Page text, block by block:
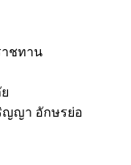
าชทาน
ญญา อักษรย่อ